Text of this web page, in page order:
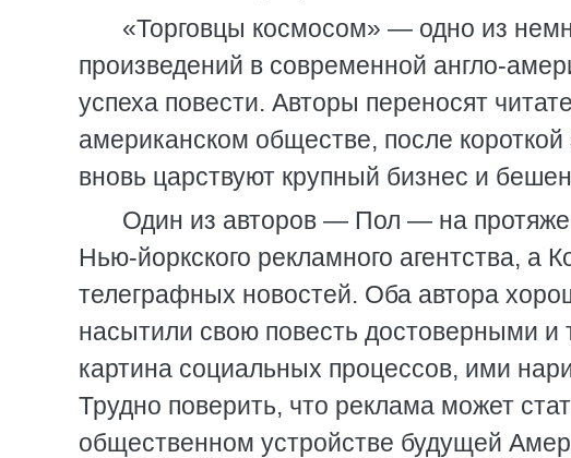
«Торговцы космосом» — одно из
произведений в современной англо-
успеха повести. Авторы переносят
американском обществе, после короткой
вновь царствуют крупный бизнес и
Один из авторов — Пол — на
Нью-йоркского рекламного агентства, а
телеграфных новостей. Оба автора
насытили свою повесть достоверными
картина социальных процессов, ими
Трудно поверить, что реклама может
общественном устройстве будущей